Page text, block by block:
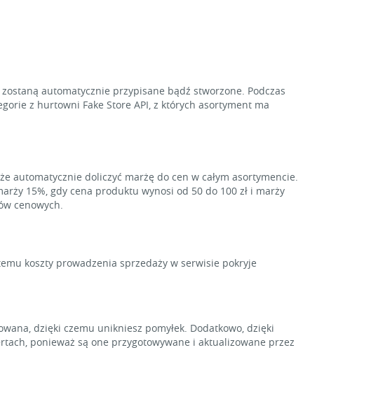
automatycznie przypisane bądź stworzone. Podczas
z hurtowni Fake Store API, z których asortyment ma
automatycznie doliczyć marżę do cen w całym asortymencie.
15%, gdy cena produktu wynosi od 50 do 100 zł i marży
cenowych.
koszty prowadzenia sprzedaży w serwisie pokryje
dzięki czemu unikniesz pomyłek. Dodatkowo, dzięki
ponieważ są one przygotowywane i aktualizowane przez